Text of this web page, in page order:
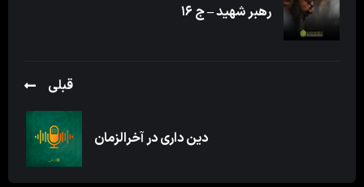
رهبر شهید – ج ۱۶
قبلی
دین داری در آخرالزمان